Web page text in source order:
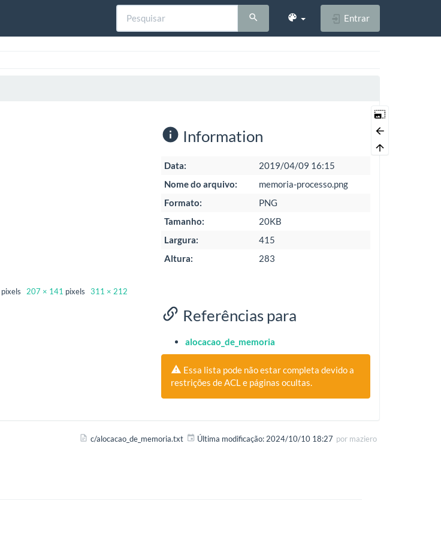
Entrar
pixels207 × 141 pixels311 × 212
Information
Data:
2019/04/09 16:15
Nome do arquivo:
memoria-processo.png
Formato:
PNG
Tamanho:
20KB
Largura:
415
Altura:
283
Referências para
alocacao_de_memoria
Essa lista pode não estar completa devido a
restrições de ACL e páginas ocultas.
c/alocacao_de_memoria.txt Última modificação:2024/10/10 18:27 por maziero